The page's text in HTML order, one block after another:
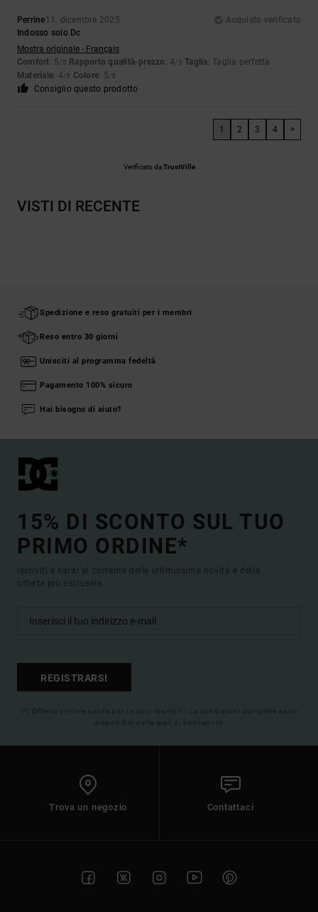
Perrine11. dicembre 2025
Acquisto verificato
Indosso solo Dc
Mostra originale - Français
Comfort: 5/5 Rapporto qualità-prezzo : 4/5 Taglia: Taglia perfetta
Materiale: 4/5 Colore: 5/5
Consiglio questo prodotto
1 2 3 4 >
Verificato daTrustVille
VISTI DI RECENTE
Spedizione e reso gratuiti per i membri
Reso entro 30 giorni
Unisciti al programma fedeltà
Pagamento 100% sicuro
Hai bisogno di aiuto?
15% DI SCONTO SUL TUO
PRIMO ORDINE*
Iscriviti e sarai al corrente delle ultimissime novità e delle
offerte più esclusive.
REGISTRARSI
(*) Offerta on-line valida per i nuovi membri - Le condizioni complete sono
disponibili nella mail di benvenuto
Trova un negozio Contattaci